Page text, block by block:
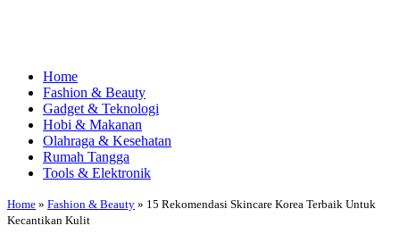
Home
Fashion & Beauty
Gadget & Teknologi
Hobi & Makanan
Olahraga & Kesehatan
Rumah Tangga
Tools & Elektronik
Home » Fashion & Beauty » 15 Rekomendasi Skincare Korea Terbaik Untuk
Kecantikan Kulit